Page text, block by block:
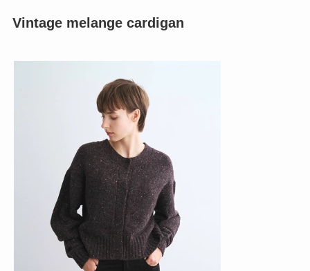
Vintage melange cardigan